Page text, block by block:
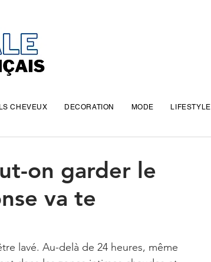
on garder le
va te
lavé. Au-delà de 24 heures, même
CHEVEUX DECORATION MODE LIFESTYLE